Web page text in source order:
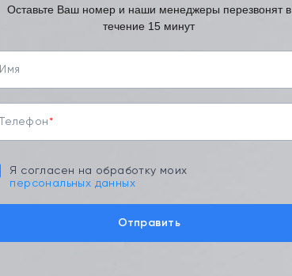
Оставьте Ваш номер и наши менеджеры перезвонят в
течение 15 минут
Имя
Телефон
Я согласен на обработку моих
персональных данных
Отправить